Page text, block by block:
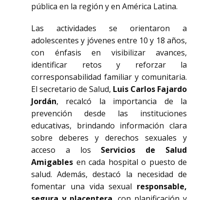
pública en la región y en América Latina.
Las actividades se orientaron a
adolescentes y jóvenes entre 10 y 18 años,
con énfasis en visibilizar avances,
identificar retos y reforzar la
corresponsabilidad familiar y comunitaria.
El secretario de Salud, Luis Carlos Fajardo
Jordán, recalcó la importancia de la
prevención desde las instituciones
educativas, brindando información clara
sobre deberes y derechos sexuales y
acceso a los Servicios de Salud
Amigables en cada hospital o puesto de
salud. Además, destacó la necesidad de
fomentar una vida sexual responsable,